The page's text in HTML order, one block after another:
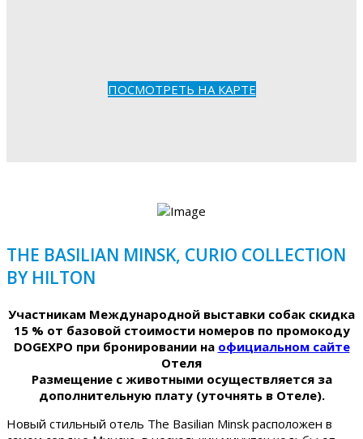
ПОСМОТРЕТЬ НА КАРТЕ
THE BASILIAN MINSK, CURIO COLLECTION
BY HILTON
Участникам Международной выставки собак скидка
15 % от базовой стоимости номеров по промокоду
DOGEXPO при бронировании на официальном сайте
Отеля
Размещение с животными осуществляется за
дополнительную плату (уточнять в Отеле).
Новый стильный отель The Basilian Minsk расположен в